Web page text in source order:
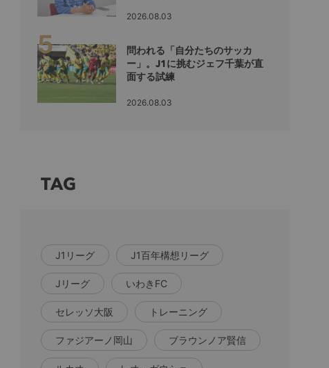
2026.08.03
問われる「自分たちのサッカ
ー」。J1に挑むジェフ千葉が直
面する試練
2026.08.03
TAG
J1リーグ J1百年構想リーグ
Jリーグ いわきFC
セレッソ大阪 トレーニング
ファジアーノ岡山 ブラウンノア賢信